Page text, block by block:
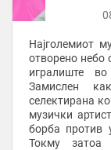
Најголемиот
отворено небо
игралиште
Замислен
селектирана
музички
борба против
Токму затоа